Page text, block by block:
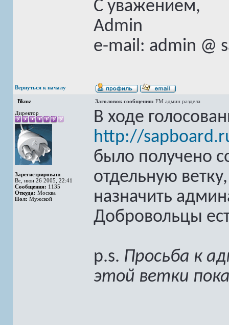
С уважением,
Admin
e-mail: admin @
Вернуться к началу
Bkmz Заголовок сообщения: FM админ раздела
Директор
Зарегистрирован:
Вс, июн 26 2005, 22:41
Сообщения: 1135
Откуда: Москва
Пол: Мужской
В ходе
http://
было получено
отдельную
назначить
Добровольцы
p.s. Просьба к
этой ветки